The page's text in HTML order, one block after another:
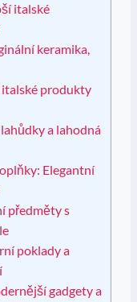
italské
keramika,
italské produkty
a lahodná
Elegantní
předměty s
poklady a
gadgety a